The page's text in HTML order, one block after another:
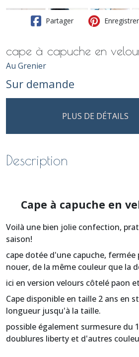
Partager Enregistrer
cape à capuche en
Au Grenier
Sur demande
PLUS DE DÉTAILS
Description
Cape à capuche en
Voilà une bien jolie confection,
saison!
cape dotée d'une capuche, fermée
nouer, de la même couleur que la
ici en version velours côtelé paon
Cape disponible en taille 2 ans en
longueur jusqu'à la taille.
possible également surmesure du
doublures liberty et d'autres